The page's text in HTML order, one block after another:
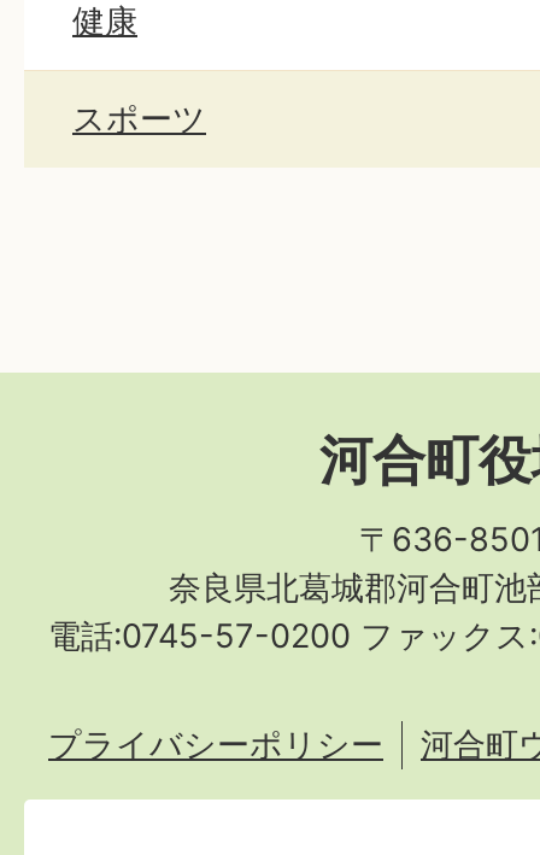
健康
スポーツ
河合町
〒636-
奈良県北葛城郡河合町池
電話:0745-57-0200 ファック
プライバシーポリシー 河合町